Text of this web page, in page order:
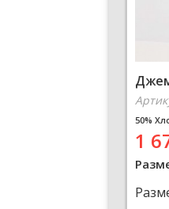
50%
1